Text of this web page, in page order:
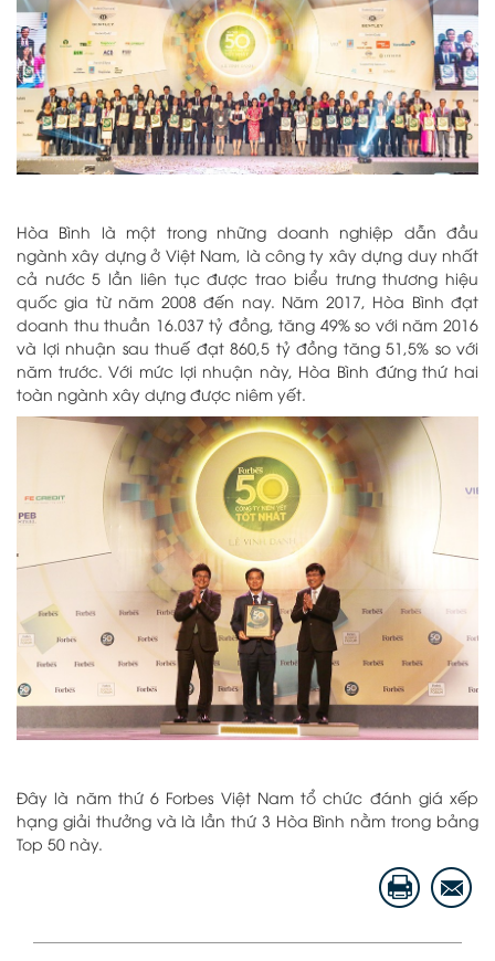
Hòa Bình là một trong những doanh nghiệp dẫn đầu
ngành xây dựng ở Việt Nam, là công ty xây dựng duy nhất
cả nước 5 lần liên tục được trao biểu trưng thương hiệu
quốc gia từ năm 2008 đến nay. Năm 2017, Hòa Bình đạt
doanh thu thuần 16.037 tỷ đồng, tăng 49% so với năm 2016
và lợi nhuận sau thuế đạt 860,5 tỷ đồng tăng 51,5% so với
năm trước. Với mức lợi nhuận này, Hòa Bình đứng thứ hai
toàn ngành xây dựng được niêm yết.
Đây là năm thứ 6 Forbes Việt Nam tổ chức đánh giá xếp
hạng giải thưởng và là lần thứ 3 Hòa Bình nằm trong bảng
Top 50 này.